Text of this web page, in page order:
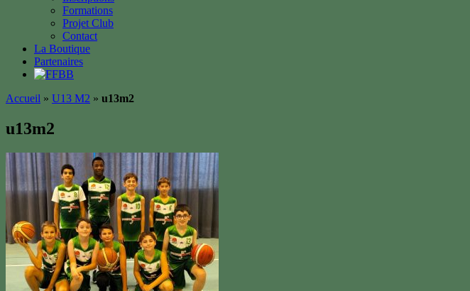
Formations
Projet Club
Contact
La Boutique
Partenaires
Accueil » U13 M2 » u13m2
u13m2